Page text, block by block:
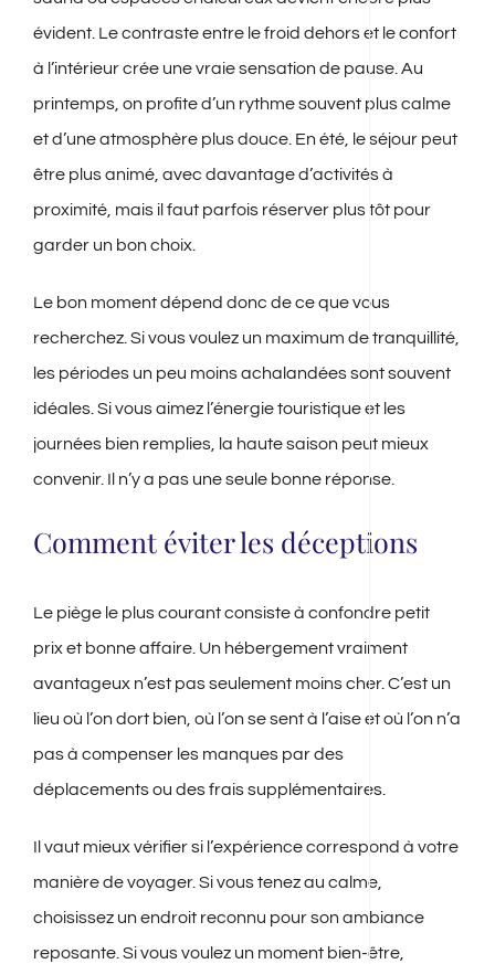
évident. Le contraste entre le froid dehors et le confort
à l’intérieur crée une vraie sensation de pause. Au
printemps, on profite d’un rythme souvent plus calme
et d’une atmosphère plus douce. En été, le séjour peut
être plus animé, avec davantage d’activités à
proximité, mais il faut parfois réserver plus tôt pour
garder un bon choix.
Le bon moment dépend donc de ce que vous
recherchez. Si vous voulez un maximum de tranquillité,
les périodes un peu moins achalandées sont souvent
idéales. Si vous aimez l’énergie touristique et les
journées bien remplies, la haute saison peut mieux
convenir. Il n’y a pas une seule bonne réponse.
Comment éviter les déceptions
Le piège le plus courant consiste à confondre petit
prix et bonne affaire. Un hébergement vraiment
avantageux n’est pas seulement moins cher. C’est un
lieu où l’on dort bien, où l’on se sent à l’aise et où l’on n’a
pas à compenser les manques par des
déplacements ou des frais supplémentaires.
Il vaut mieux vérifier si l’expérience correspond à votre
manière de voyager. Si vous tenez au calme,
choisissez un endroit reconnu pour son ambiance
reposante. Si vous voulez un moment bien-être,